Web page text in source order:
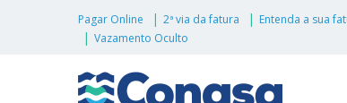
Pagar Online 2ª via da fatura Entenda a sua
Vazamento Oculto